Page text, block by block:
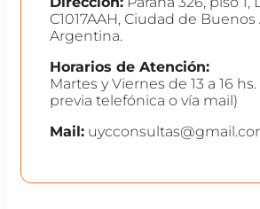
C1017AAH, Ciudad de Buenos
Argentina.
Horarios de Atención:
Martes y Viernes de 13 a 16
previa telefónica o vía mail)
Mail: